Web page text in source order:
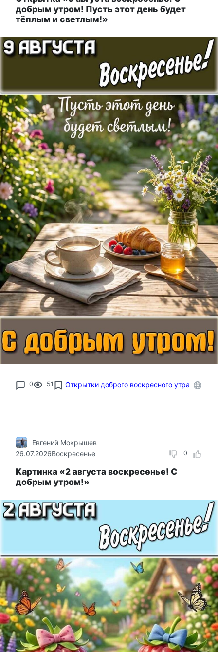
добрым утром! Пусть этот день будет
тёплым и светлым!»
0 51 Открытки доброго воскресного утра
0
Евгений Мокрышев
26.07.2026Воскресенье
Картинка «2 августа воскресенье! С
добрым утром!»